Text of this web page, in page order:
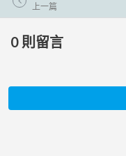
上一篇
0 則留言